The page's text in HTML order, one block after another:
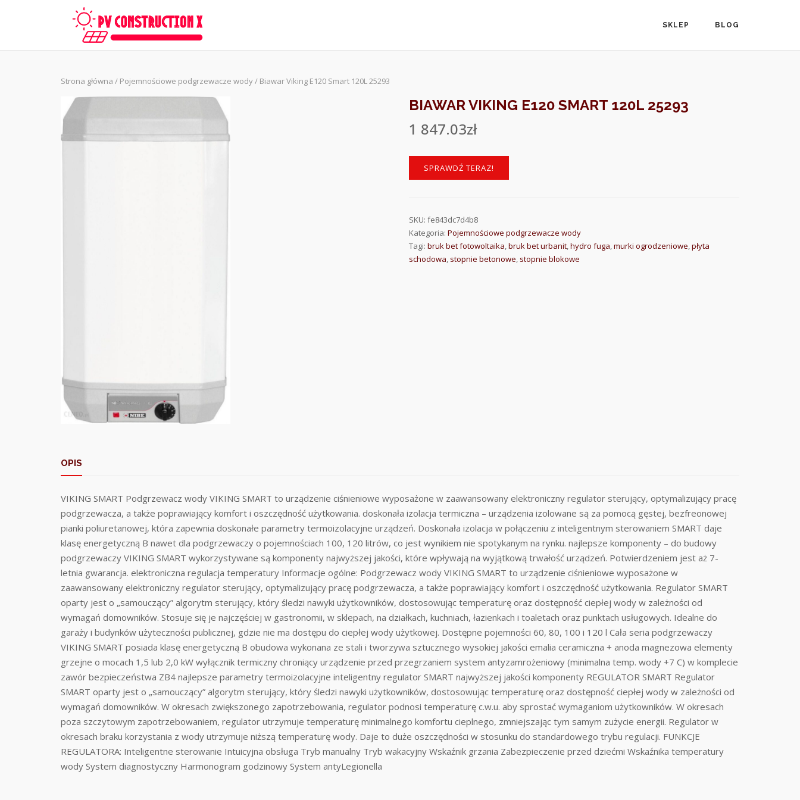
SKLEP BLOG
Strona główna / Pojemnościowe podgrzewacze wody/ Biawar Viking E120 Smart 120L 25293
BIAWAR VIKING E120 SMART 120L 25293
1 847.03zł
SPRAWDŹ TERAZ!
SKU:fe843dc7d4b8
Kategoria:Pojemnościowe podgrzewacze wody
Tagi:bruk bet fotowoltaika,bruk bet urbanit,hydro fuga,murki ogrodzeniowe,płyta
schodowa, stopnie betonowe, stopnie blokowe
OPIS
VIKING SMART Podgrzewacz wody VIKING SMART to urządzenie ciśnieniowe wyposażone w zaawansowany elektroniczny regulator sterujący, optymalizujący pracę
podgrzewacza, a także poprawiający komfort i oszczędność użytkowania. doskonała izolacja termiczna – urządzenia izolowane są za pomocą gęstej, bezfreonowej
pianki poliuretanowej, która zapewnia doskonałe parametry termoizolacyjne urządzeń. Doskonała izolacja w połączeniu z inteligentnym sterowaniem SMART daje
klasę energetyczną B nawet dla podgrzewaczy o pojemnościach 100, 120 litrów, co jest wynikiem nie spotykanym na rynku. najlepsze komponenty – do budowy
podgrzewaczy VIKING SMART wykorzystywane są komponenty najwyższej jakości, które wpływają na wyjątkową trwałość urządzeń. Potwierdzeniem jest aż 7-
letnia gwarancja. elektroniczna regulacja temperatury Informacje ogólne: Podgrzewacz wody VIKING SMART to urządzenie ciśnieniowe wyposażone w
zaawansowany elektroniczny regulator sterujący, optymalizujący pracę podgrzewacza, a także poprawiający komfort i oszczędność użytkowania. Regulator SMART
oparty jest o „samouczący” algorytm sterujący, który śledzi nawyki użytkowników, dostosowując temperaturę oraz dostępność ciepłej wody w zależności od
wymagań domowników. Stosuje się je najczęściej w gastronomii, w sklepach, na działkach, kuchniach, łazienkach i toaletach oraz punktach usługowych. Idealne do
garaży i budynków użyteczności publicznej, gdzie nie ma dostępu do ciepłej wody użytkowej. Dostępne pojemności 60, 80, 100 i 120 l Cała seria podgrzewaczy
VIKING SMART posiada klasę energetyczną B obudowa wykonana ze stali i tworzywa sztucznego wysokiej jakości emalia ceramiczna + anoda magnezowa elementy
grzejne o mocach 1,5 lub 2,0 kW wyłącznik termiczny chroniący urządzenie przed przegrzaniem system antyzamrożeniowy (minimalna temp. wody +7 C) w komplecie
zawór bezpieczeństwa ZB4 najlepsze parametry termoizolacyjne inteligentny regulator SMART najwyższej jakości komponenty REGULATOR SMART Regulator
SMART oparty jest o „samouczący” algorytm sterujący, który śledzi nawyki użytkowników, dostosowując temperaturę oraz dostępność ciepłej wody w zależności od
wymagań domowników. W okresach zwiększonego zapotrzebowania, regulator podnosi temperaturę c.w.u. aby sprostać wymaganiom użytkowników. W okresach
poza szczytowym zapotrzebowaniem, regulator utrzymuje temperaturę minimalnego komfortu cieplnego, zmniejszając tym samym zużycie energii. Regulator w
okresach braku korzystania z wody utrzymuje niższą temperaturę wody. Daje to duże oszczędności w stosunku do standardowego trybu regulacji. FUNKCJE
REGULATORA: Inteligentne sterowanie Intuicyjna obsługa Tryb manualny Tryb wakacyjny Wskaźnik grzania Zabezpieczenie przed dziećmi Wskaźnika temperatury
wody System diagnostyczny Harmonogram godzinowy System antyLegionella